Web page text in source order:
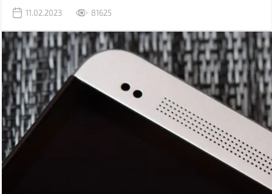
мобільна мережа, звичайно, якщо ви знаходитесь у зоні її
11.02.2023 81625